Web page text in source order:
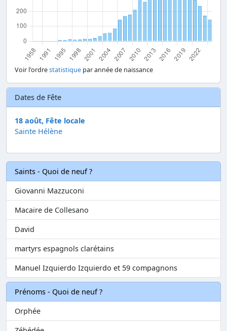
Voir l'ordrestatistique par année de naissance
Dates de Fête
18 août, Fête locale
Sainte Hélène
Saints - Quoi de neuf ?
Giovanni Mazzuconi
Macaire de Collesano
David
martyrs espagnols clarétains
Manuel Izquierdo Izquierdo et 59 compagnons
Prénoms - Quoi de neuf ?
Orphée